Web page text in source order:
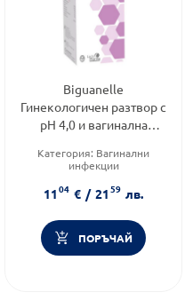
Biguanelle
Гинекологичен разтвор с
pH 4,0 и вагинална
Категория: Вагинални
инфекции
Форма на продукта: разтвор
1104 € / 2159 лв.
ПОРЪЧАЙ